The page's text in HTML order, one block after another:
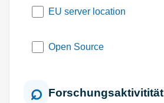
EU server location
Open Source
Forschungsaktivitität